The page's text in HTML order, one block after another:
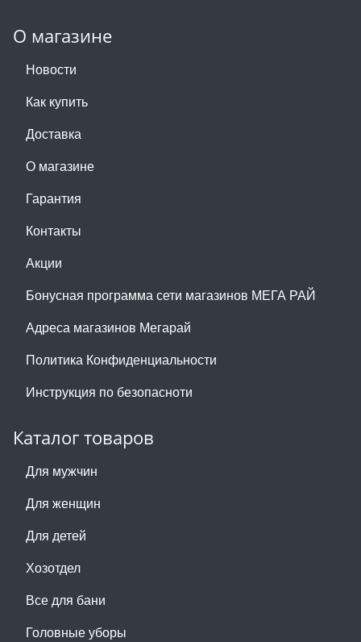
О магазине
Новости
Как купить
Доставка
О магазине
Гарантия
Контакты
Акции
Бонусная программа сети магазинов МЕГА РАЙ
Адреса магазинов Мегарай
Политика Конфиденциальности
Инструкция по безопасноти
Каталог товаров
Для мужчин
Для женщин
Для детей
Хозотдел
Все для бани
Головные уборы